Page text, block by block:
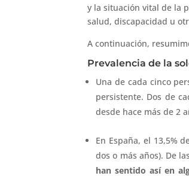
y la situación vital de la
salud, discapacidad u
A continuación,
Prevalencia de la
Una de cada cinco
persistente. Dos de
desde hace más de 2
En España, el 13,5%
dos o más años). De
han sentido así en